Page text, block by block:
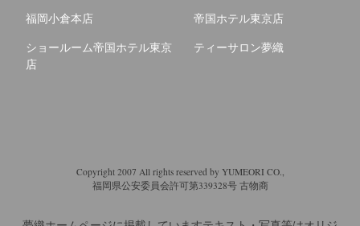
福岡小倉本店
帝国ホテル東京店
ショールーム帝国ホテル東京
店
ティーサロン夢織
Copyright 2007 All rights reserved by YUMEORI CO.,
福岡県公安委員会許可第339328号 古物商